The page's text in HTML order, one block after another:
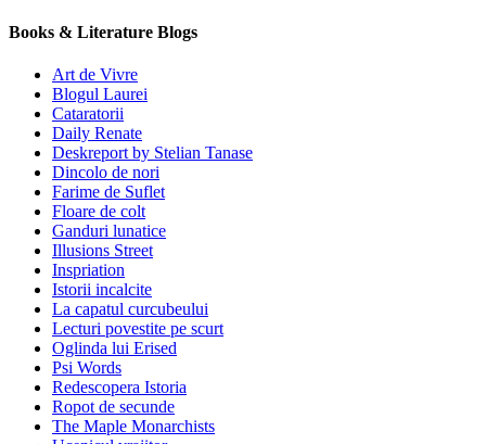
Books & Literature Blogs
Art de Vivre
Blogul Laurei
Cataratorii
Daily Renate
Deskreport by Stelian Tanase
Dincolo de nori
Farime de Suflet
Floare de colt
Ganduri lunatice
Illusions Street
Inspriation
Istorii incalcite
La capatul curcubeului
Lecturi povestite pe scurt
Oglinda lui Erised
Psi Words
Redescopera Istoria
Ropot de secunde
The Maple Monarchists